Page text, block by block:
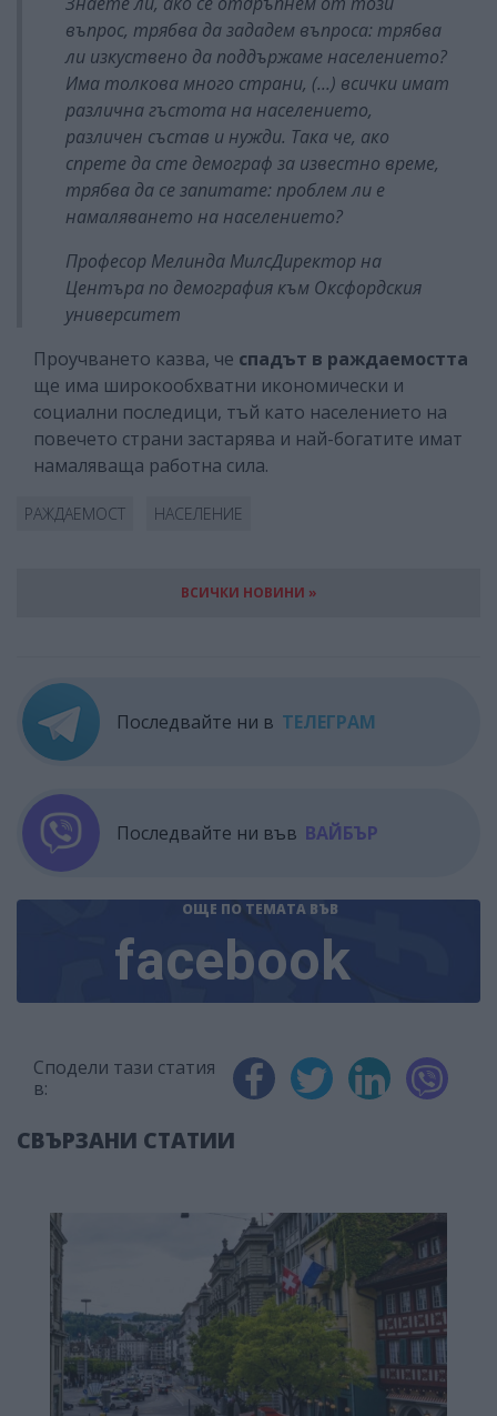
въпрос, трябва да зададем въпроса: трябва
ли изкуствено да поддържаме населението?
Има толкова много страни, (...) всички имат
различна гъстота на населението,
различен състав и нужди. Така че, ако
спрете да сте демограф за известно време,
трябва да се запитате: проблем ли е
намаляването на населението?
Професор Мелинда МилсДиректор на
Центъра по демография към Оксфордския
университет
Проучването казва, че спадът в раждаемостта
ще има широкообхватни икономически и
социални последици, тъй като населението на
повечето страни застарява и най-богатите имат
намаляваща работна сила.
РАЖДАЕМОСТ НАСЕЛЕНИЕ
ВСИЧКИ НОВИНИ »
Последвайте ни в ТЕЛЕГРАМ
Последвайте ни във ВАЙБЪР
ОЩЕ ПО ТЕМАТА ВЪВ
facebook
Сподели тази статия
в:
СВЪРЗАНИ СТАТИИ